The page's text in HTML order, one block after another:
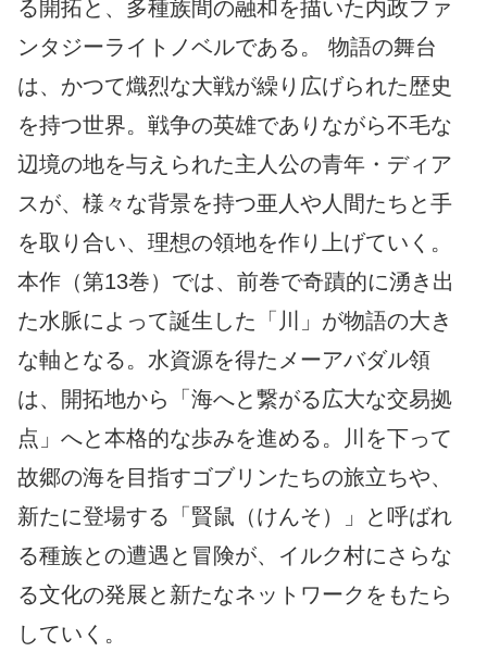
る開拓と、多種族間の融和を描いた内政ファ
ンタジーライトノベルである。 物語の舞台
は、かつて熾烈な大戦が繰り広げられた歴史
を持つ世界。戦争の英雄でありながら不毛な
辺境の地を与えられた主人公の青年・ディア
スが、様々な背景を持つ亜人や人間たちと手
を取り合い、理想の領地を作り上げていく。
本作（第13巻）では、前巻で奇蹟的に湧き出
た水脈によって誕生した「川」が物語の大き
な軸となる。水資源を得たメーアバダル領
は、開拓地から「海へと繋がる広大な交易拠
点」へと本格的な歩みを進める。川を下って
故郷の海を目指すゴブリンたちの旅立ちや、
新たに登場する「賢鼠（けんそ）」と呼ばれ
る種族との遭遇と冒険が、イルク村にさらな
る文化の発展と新たなネットワークをもたら
していく。